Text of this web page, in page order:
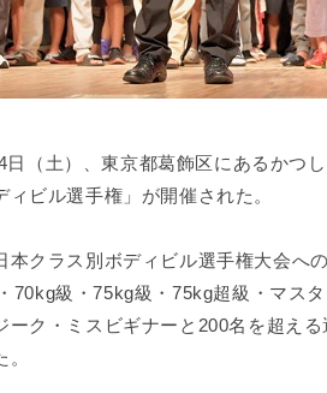
日（土）、東京都葛飾区にあるかつ
ィビル選手権」が開催された。
本クラス別ボディビル選手権大会へ
70kg級・75kg級・75kg超級・マス
ーク・ミスビギナーと200名を超え